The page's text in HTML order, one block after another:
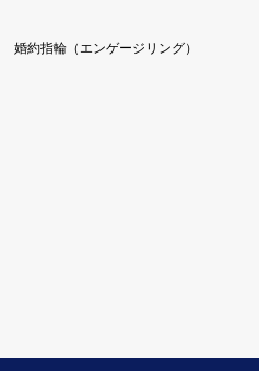
婚約指輪（エンゲージリング）